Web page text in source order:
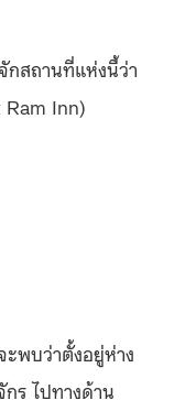
กสถานที่แห่งนี้ว่า
Inn)
พบว่าตั้งอยู่ห่าง
ร ไปทางด้าน